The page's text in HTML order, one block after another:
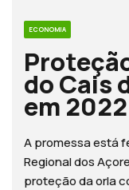
ECONOMIA
do Cais
em
A promessa está
Regional dos
proteção da orla